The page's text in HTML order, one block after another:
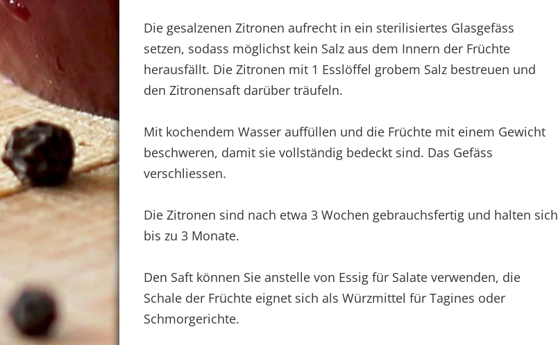
Die gesalzenen Zitronen aufrecht in ein sterilisiertes Glasgefäss
setzen, sodass möglichst kein Salz aus dem Innern der Früchte
herausfällt. Die Zitronen mit 1 Esslöffel grobem Salz bestreuen und
den Zitronensaft darüber träufeln.
Mit kochendem Wasser auffüllen und die Früchte mit einem Gewicht
beschweren, damit sie vollständig bedeckt sind. Das Gefäss
verschliessen.
Die Zitronen sind nach etwa 3 Wochen gebrauchsfertig und halten sich
bis zu 3 Monate.
Den Saft können Sie anstelle von Essig für Salate verwenden, die
Schale der Früchte eignet sich als Würzmittel für Tagines oder
Schmorgerichte.